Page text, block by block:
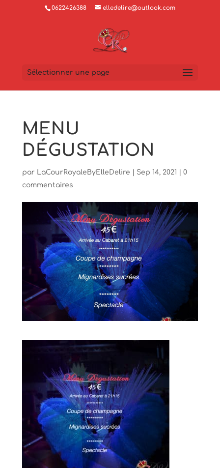
0622426388 elledelire@outlook.com
Sélectionner une page
MENU
DÉGUSTATION
par LaCourRoyaleByElleDelire Sep 14, 2021
0
commentaires